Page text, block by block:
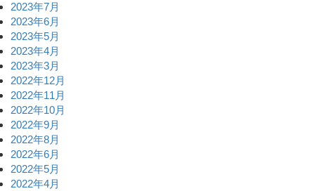
2023年7月
2023年6月
2023年5月
2023年4月
2023年3月
2022年12月
2022年11月
2022年10月
2022年9月
2022年8月
2022年6月
2022年5月
2022年4月